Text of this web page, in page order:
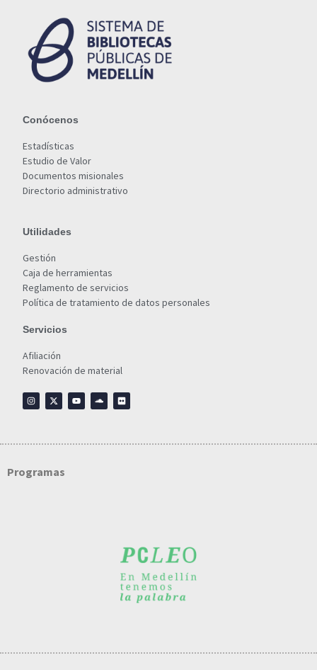
Conócenos
Estadísticas
Estudio de Valor
Documentos misionales
Directorio administrativo
Utilidades
Gestión
Caja de herramientas
Reglamento de servicios
Política de tratamiento de datos personales
Servicios
Afiliación
Renovación de material
Programas